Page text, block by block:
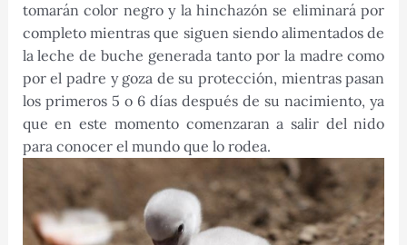
tomarán color negro y la hinchazón se eliminará por
completo mientras que siguen siendo alimentados de
la leche de buche generada tanto por la madre como
por el padre y goza de su protección, mientras pasan
los primeros 5 o 6 días después de su nacimiento, ya
que en este momento comenzaran a salir del nido
para conocer el mundo que lo rodea.